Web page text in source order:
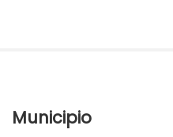
Municipio